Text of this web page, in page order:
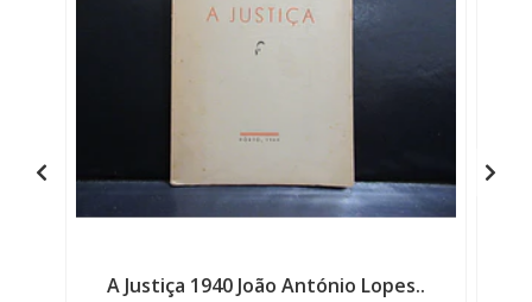
A Justiça 1940 João António Lopes..